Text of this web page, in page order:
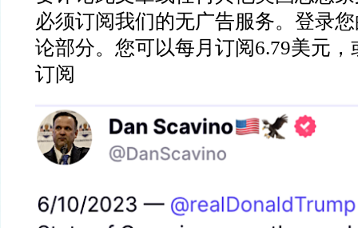
必须订阅我们的无广告服务。登录
论部分。您可以每月订阅6.79美元，
订阅